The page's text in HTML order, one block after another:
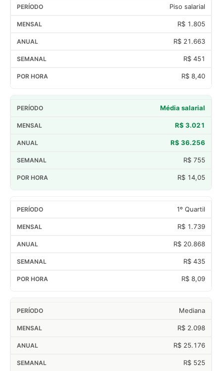
Piso salarial
R$ 1.805
R$ 21.663
R$ 451
R$ 8,40
Média salarial
R$ 3.021
R$ 36.256
R$ 755
R$ 14,05
1º Quartil
R$ 1.739
R$ 20.868
R$ 435
R$ 8,09
Mediana
R$ 2.098
R$ 25.176
R$ 525